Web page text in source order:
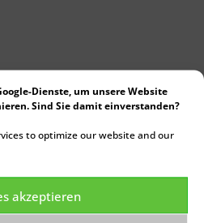
Dienste, um unsere Website
Sind Sie damit einverstanden?
to optimize our website and our
akzeptieren